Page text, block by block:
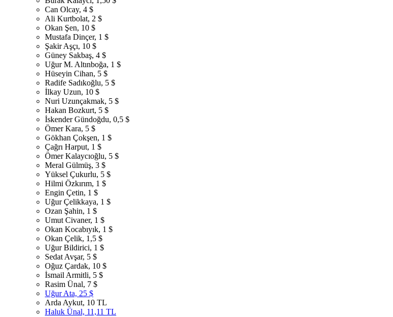
Can Olcay, 4 $
Ali Kurtbolat, 2 $
Okan Şen, 10 $
Mustafa Dinçer, 1 $
Şakir Aşçı, 10 $
Güney Sakbaş, 4 $
Uğur M. Altınboğa, 1 $
Hüseyin Cihan, 5 $
Radife Sadıkoğlu, 5 $
İlkay Uzun, 10 $
Nuri Uzunçakmak, 5 $
Hakan Bozkurt, 5 $
İskender Gündoğdu, 0,5 $
Ömer Kara, 5 $
Gökhan Çokşen, 1 $
Çağrı Harput, 1 $
Ömer Kalaycıoğlu, 5 $
Meral Gülmüş, 3 $
Yüksel Çukurlu, 5 $
Hilmi Özkırım, 1 $
Engin Çetin, 1 $
Uğur Çelikkaya, 1 $
Ozan Şahin, 1 $
Umut Civaner, 1 $
Okan Kocabıyık, 1 $
Okan Çelik, 1,5 $
Uğur Bildirici, 1 $
Sedat Avşar, 5 $
Oğuz Çardak, 10 $
İsmail Armitli, 5 $
Rasim Ünal, 7 $
Uğur Ata, 25 $
Arda Aykut, 10 TL
Haluk Ünal, 11,11 TL